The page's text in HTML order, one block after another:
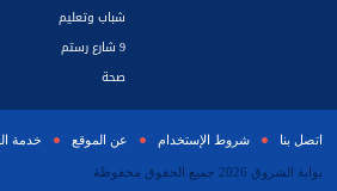
شباب وتعليم
9 شارع رستم
صحة
اتصل بنا شروط الإستخدام عن الموقع خدمة
بوابة الشروق 2026 جميع الحقوق محفوظة